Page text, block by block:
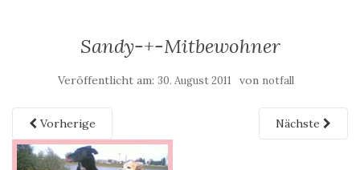
Sandy-+-Mitbewohner
Veröffentlicht am: 30. August 2011 von notfall
Vorherige Nächste